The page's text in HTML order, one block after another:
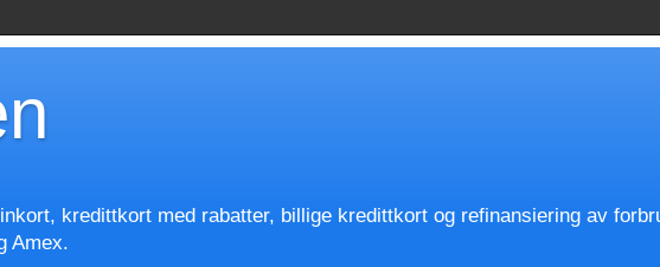
kredittkort med rabatter, billige kredittkort og refinansiering av
Amex.